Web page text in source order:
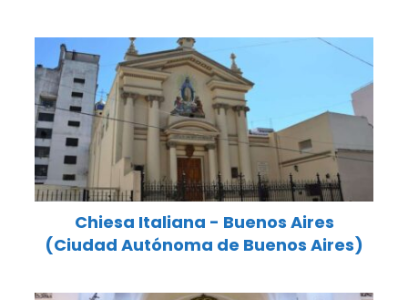
Chiesa Italiana - Buenos Aires
(Ciudad Autónoma de Buenos Aires)